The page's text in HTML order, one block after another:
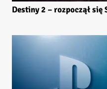
Destiny 2 – rozpoczął się